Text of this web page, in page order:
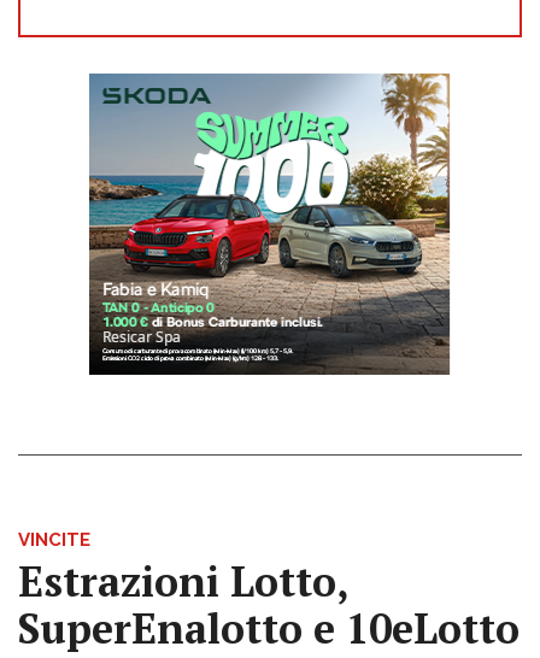
VINCITE
Estrazioni Lotto,
SuperEnalotto e 10eLotto